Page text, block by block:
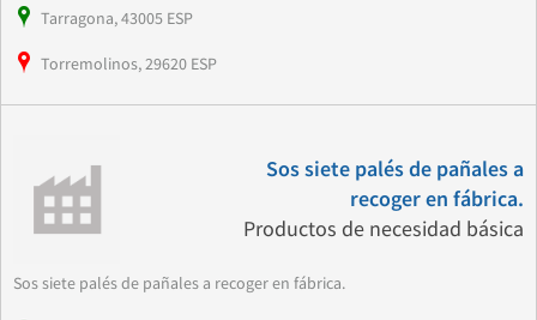
Tarragona, 43005 ESP
Torremolinos, 29620 ESP
Sos siete palés de pañales a
recoger en fábrica.
Productos de necesidad básica
Sos siete palés de pañales a recoger en fábrica.